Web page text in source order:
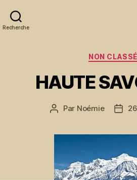
Recherche
NON CLASSÉ
HAUTE
Auteur
Par Noémie
Date